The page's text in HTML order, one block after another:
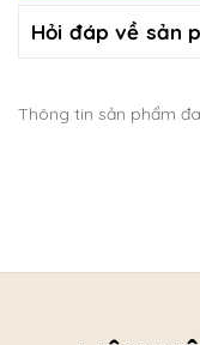
Hỏi đáp về sản
Thông tin sản phẩm